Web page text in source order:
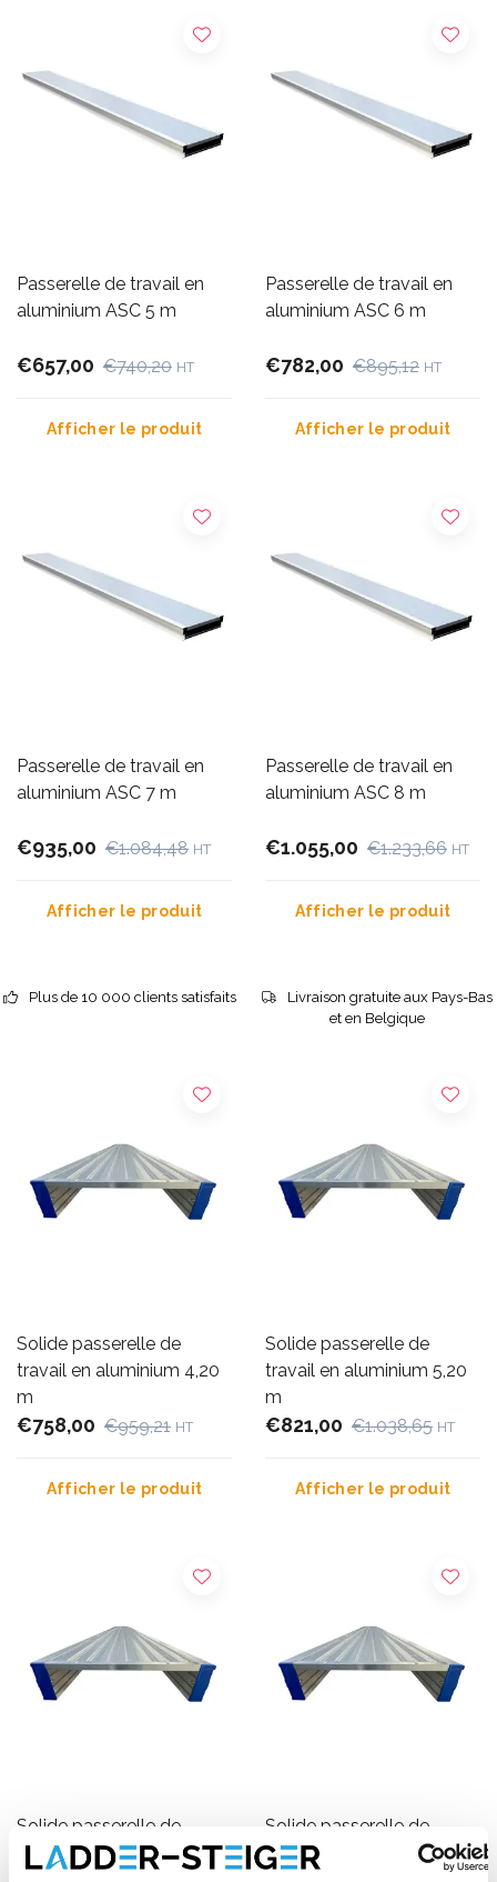
Passerelle de travail en
aluminium ASC 5 m
€657,00 €740,20 HT
Afficher le produit
Passerelle de travail en
aluminium ASC 6 m
€782,00 €895,12 HT
Afficher le produit
Passerelle de travail en
aluminium ASC 7 m
€935,00 €1.084,48 HT
Afficher le produit
Passerelle de travail en
aluminium ASC 8 m
€1.055,00 €1.233,66 HT
Afficher le produit
Plus de 10 000 clients satisfaits
Livraison gratuite aux Pays-Bas
et en Belgique
Solide passerelle de
travail en aluminium 4,20
m
€758,00 €959,21 HT
Afficher le produit
Solide passerelle de
travail en aluminium 5,20
m
€821,00 €1.038,65 HT
Afficher le produit
Solide passerelle de
travail en aluminium 6,20
Solide passerelle de
travail en aluminium 7,20